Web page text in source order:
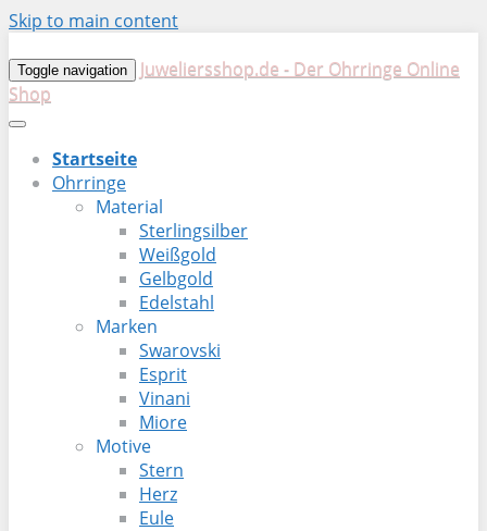
Skip to main content
Toggle navigation
Juweliersshop.de - Der Ohrringe Online
Shop
Startseite
Ohrringe
Material
Sterlingsilber
Weißgold
Gelbgold
Edelstahl
Marken
Swarovski
Esprit
Vinani
Miore
Motive
Stern
Herz
Eule